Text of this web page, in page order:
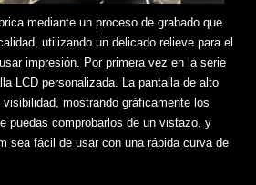
mediante un proceso de grabado que
utilizando un delicado relieve para el
impresión. Por primera vez en la serie
LCD personalizada. La pantalla de alto
mostrando gráficamente los
puedas comprobarlos de un vistazo, y
sea fácil de usar con una rápida curva de